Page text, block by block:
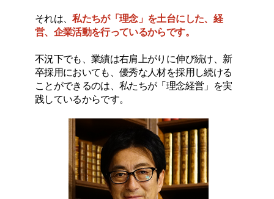
それは、私たちが「理念」を土台にした、経
営、企業活動を行っているからです。
不況下でも、業績は右肩上がりに伸び続け、新
卒採用においても、優秀な人材を採用し続ける
ことができるのは、私たちが「理念経営」を実
践しているからです。